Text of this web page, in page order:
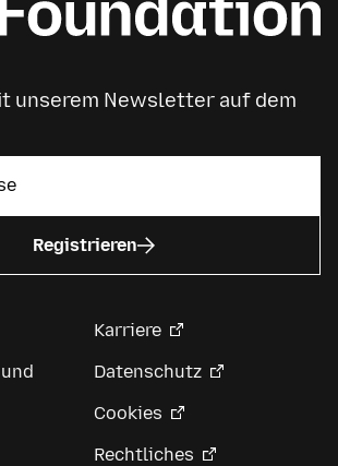
unserem Newsletter auf dem
Registrieren
Karriere
Datenschutz
Cookies
Rechtliches